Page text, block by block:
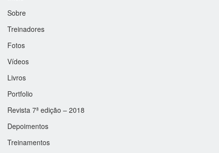
Sobre
Treinadores
Fotos
Vídeos
Livros
Portfolio
Revista 7ª edição – 2018
Depoimentos
Treinamentos